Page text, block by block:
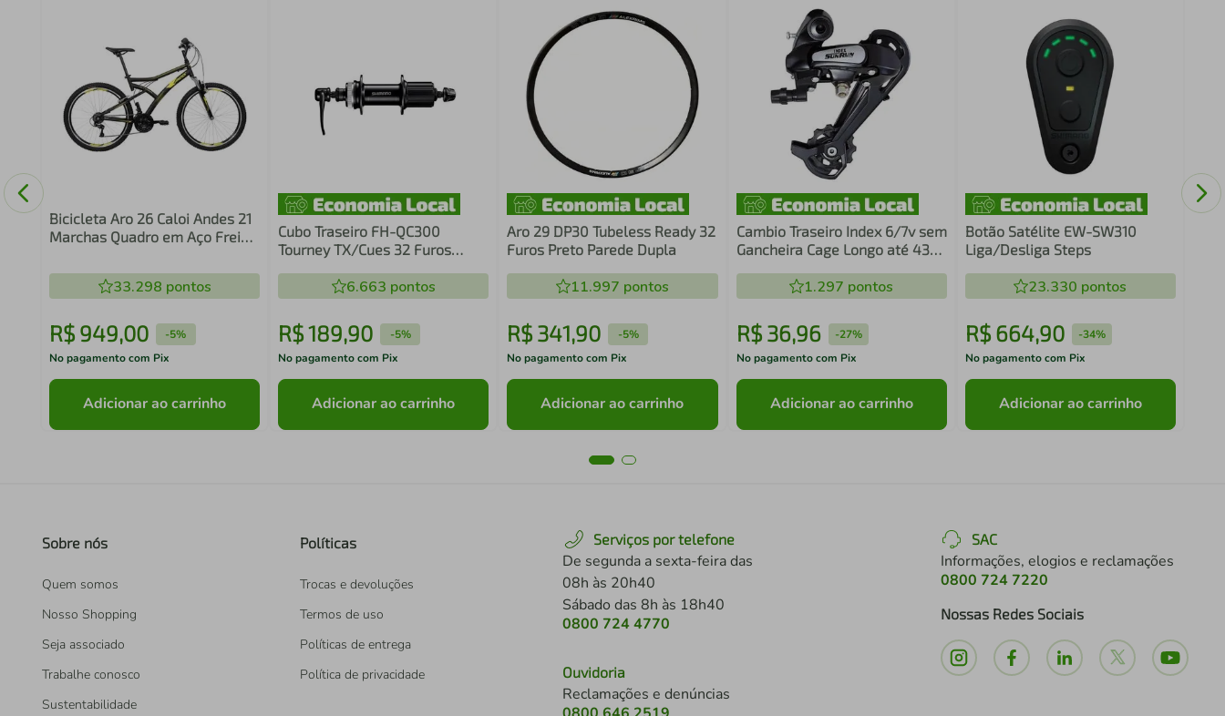
Bicicleta Aro 26 Caloi Andes 21
Marchas Quadro em Aço Freio
33.298 pontos
R$ 949,00 -5%
No pagamento com Pix
Adicionar ao carrinho
Cubo Traseiro FH-QC300
Tourney TX/Cues 32 Furos
166mm Center Lock Preto
6.663 pontos
R$189,90 -5%
No pagamento com Pix
Adicionar ao carrinho
Aro 29 DP30 Tubeless Ready 32
Furos Preto Parede Dupla
11.997 pontos
R$341,90 -5%
No pagamento com Pix
Adicionar ao carrinho
Cambio Traseiro Index 6/7v sem
Gancheira Cage Longo até 43
1.297 pontos
R$ 36,96 -27%
No pagamento com Pix
Adicionar ao carrinho
Botão Satélite EW-SW310
Liga/Desliga Steps
23.330 pontos
R$ 664,90 -34%
No pagamento com Pix
Adicionar ao carrinho
Sobre nós
Quem somos
Nosso Shopping
Seja associado
Trabalhe conosco
Sustentabilidade
Políticas
Trocas e devoluções
Termos de uso
Políticas de entrega
Política de privacidade
Serviços por telefone
De segunda a sexta-feira das
08h às 20h40
Sábado das 8h às 18h40
0800 724 4770
Ouvidoria
Reclamações e denúncias
SAC
Informações, elogios e reclamações
0800 724 7220
Nossas Redes Sociais